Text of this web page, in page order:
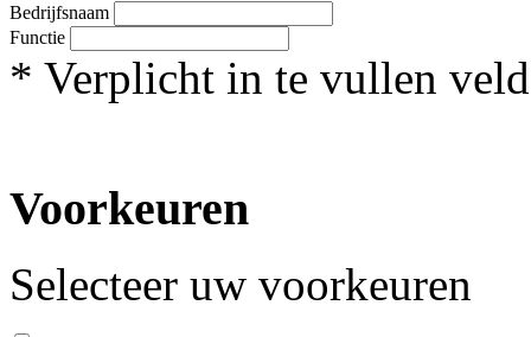
Bedrijfsnaam
Functie
* Verplicht in te vullen
Voorkeuren
Selecteer uw voorkeuren